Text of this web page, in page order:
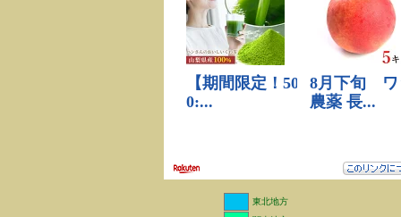
東北地方